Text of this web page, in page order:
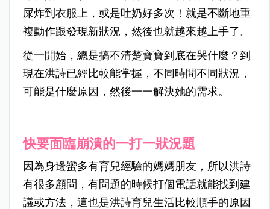
屎炸到衣服上，或是吐奶好多次！就是不斷地重
複動作跟發現新狀況，然後也就越來越上手了。
從一開始，總是搞不清楚寶寶到底在哭什麼？到
現在洪詩已經比較能掌握，不同時間不同狀況，
可能是什麼原因，然後一一解決她的需求。
快要面臨崩潰的一打一狀況題
因為身邊蠻多有育兒經驗的媽媽朋友，所以洪詩
有很多顧問，有問題的時候打個電話就能找到建
議或方法，這也是洪詩育兒生活比較順手的原因